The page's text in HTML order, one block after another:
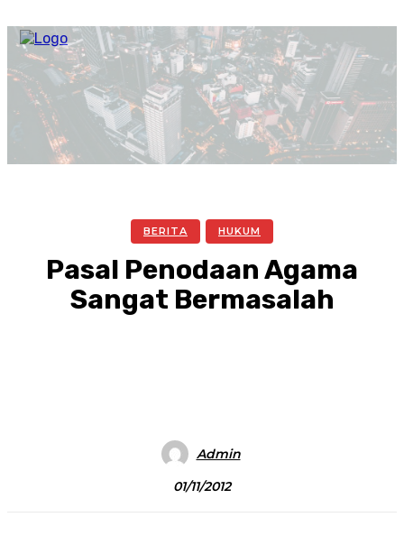
BERITA HUKUM
Pasal Penodaan Agama
Sangat Bermasalah
Admin
01/11/2012